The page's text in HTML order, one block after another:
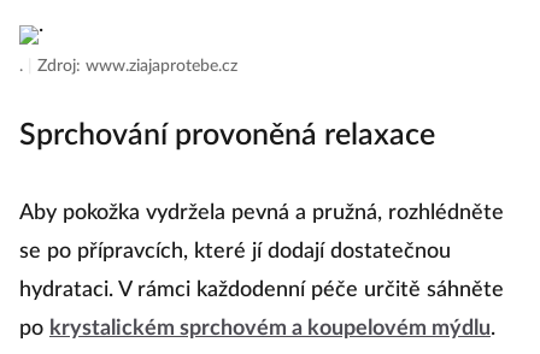
. Zdroj: www.ziajaprotebe.cz
Sprchování provoněná relaxace
Aby pokožka vydržela pevná a pružná, rozhlédněte
se po přípravcích, které jí dodají dostatečnou
hydrataci. V rámci každodenní péče určitě sáhněte
po krystalickém sprchovém a koupelovém mýdlu.